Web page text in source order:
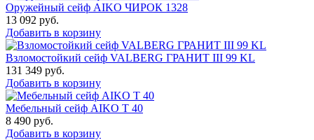
Оружейный сейф AIKO ЧИРОК 1328
13 092 руб.
Добавить в корзину
Взломостойкий сейф VALBERG ГРАНИТ III 99 KL
131 349 руб.
Добавить в корзину
Мебельный сейф AIKO Т 40
8 490 руб.
Добавить в корзину